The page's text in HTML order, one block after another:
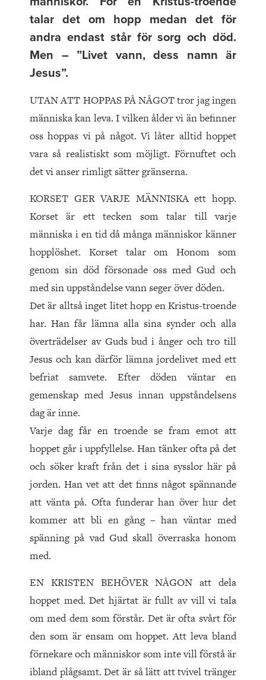
talar det om hopp medan det för
andra endast står för sorg och död.
Men – ”Livet vann, dess namn är
Jesus”.
UTAN ATT HOPPAS PÅ NÅGOT tror jag ingen
människa kan leva. I vilken ålder vi än befinner
oss hoppas vi på något. Vi låter alltid hoppet
vara så realistiskt som möjligt. Förnuftet och
det vi anser rimligt sätter gränserna.
KORSET GER VARJE MÄNNISKA ett hopp.
Korset är ett tecken som talar till varje
människa i en tid då många människor känner
hopplöshet. Korset talar om Honom som
genom sin död försonade oss med Gud och
med sin uppståndelse vann seger över döden.
Det är alltså inget litet hopp en Kristus-troende
har. Han får lämna alla sina synder och alla
överträdelser av Guds bud i ånger och tro till
Jesus och kan därför lämna jordelivet med ett
befriat samvete. Efter döden väntar en
gemenskap med Jesus innan uppståndelsens
dag är inne.
Varje dag får en troende se fram emot att
hoppet går i uppfyllelse. Han tänker ofta på det
och söker kraft från det i sina sysslor här på
jorden. Han vet att det finns något spännande
att vänta på. Ofta funderar han över hur det
kommer att bli en gång – han väntar med
spänning på vad Gud skall överraska honom
med.
EN KRISTEN BEHÖVER NÅGON att dela
hoppet med. Det hjärtat är fullt av vill vi tala
om med dem som förstår. Det är ofta svårt för
den som är ensam om hoppet. Att leva bland
förnekare och människor som inte vill förstå är
ibland plågsamt. Det är så lätt att tvivel tränger